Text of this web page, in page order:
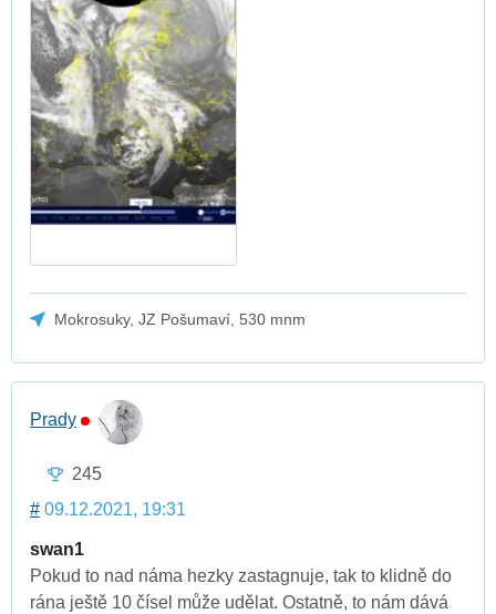
Mokrosuky, JZ Pošumaví, 530 mnm
Prady
245
# 09.12.2021, 19:31
swan1
Pokud to nad náma hezky zastagnuje, tak to klidně do
rána ještě 10 čísel může udělat. Ostatně, to nám dává